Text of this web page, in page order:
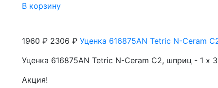
В корзину
1960 ₽ 2306 ₽ Уценка 616875AN Tetric N-Ceram
Уценка 616875AN Tetric N-Ceram C2, шприц - 1 х
Акция!